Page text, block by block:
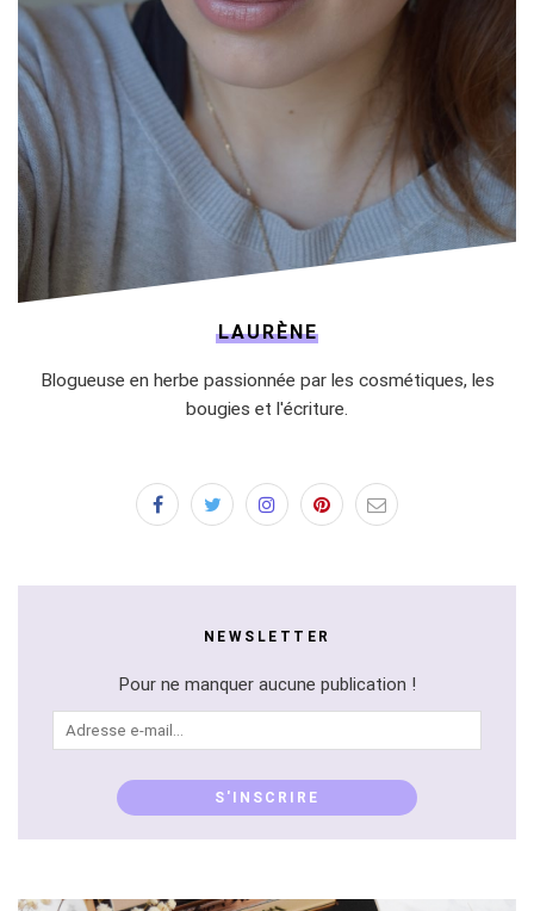
LAURÈNE
Blogueuse en herbe passionnée par les cosmétiques, les
bougies et l'écriture.
NEWSLETTER
Pour ne manquer aucune publication !
Adresse
e-
S'INSCRIRE